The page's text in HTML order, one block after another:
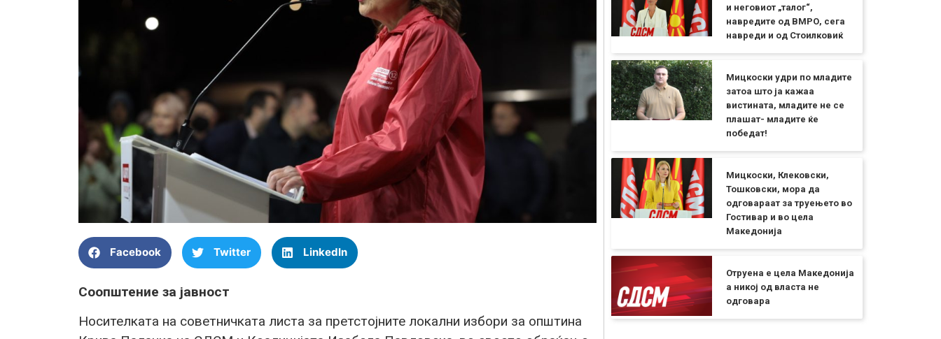
Facebook Twitter LinkedIn
Соопштение за јавност
Носителката на советничката листа за претстојните локални избори за општина
и неговиот „талог“,
навредите од ВМРО, сега
навреди и од Стоилковиќ
Мицкоски удри по младите
затоа што ја кажаа
вистината, младите не се
плашат- младите ќе
победат!
Мицкоски, Клековски,
Тошковски, мора да
одговараат за труењето во
Гостивар и во цела
Македонија
Отруена е цела Македонија
а никој од власта не
одговара